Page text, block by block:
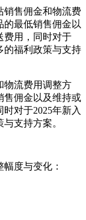
销售佣金和物流费
的最低销售佣金以
费用，同时对于
的福利政策与支持
物流费用调整方
售佣金以及维持或
对于2025年新入
支持方案。
度与变化：